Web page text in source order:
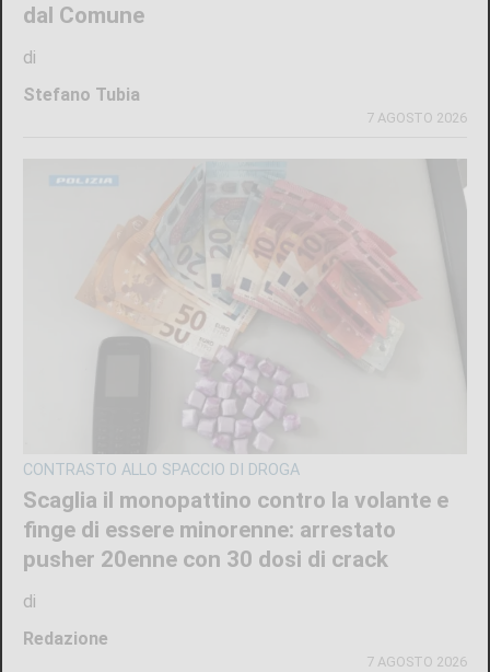
dal Comune
di
Stefano Tubia
7 AGOSTO 2026
CONTRASTO ALLO SPACCIO DI DROGA
Scaglia il monopattino contro la volante e
finge di essere minorenne: arrestato
pusher 20enne con 30 dosi di crack
di
Redazione
7 AGOSTO 2026